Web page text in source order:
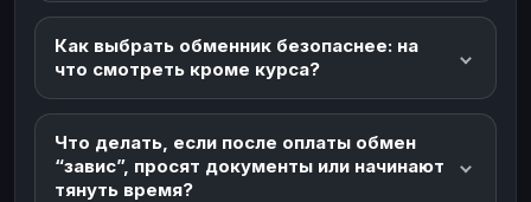
Как выбрать обменник безопаснее: на
что смотреть кроме курса?
Что делать, если после оплаты обмен
“завис”, просят документы или начинают
тянуть время?